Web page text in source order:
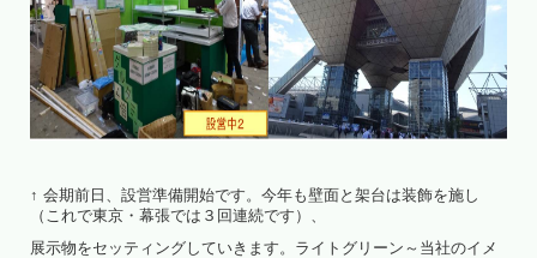
↑ 会期前日、設営準備開始です。今年も壁面と架台は装飾を施し
（これで東京・幕張では３回連続です）、
展示物をセッティングしていきます。ライトグリーン～当社のイメ